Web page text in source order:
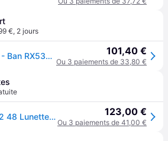
€, 2 jours
Ray - Ban Unisex Ray - Ban RX5397 ELLIOT 2012 Montures optiques Acétate Tortue Géométrique Normale 101,40 €
Ou 3 paiements de 33,80 €
Ray-Ban RX5397 2012 48 Lunettes De Vue Homme Ecailléesshell 123,00 €
Ou 3 paiements de 41,00 €